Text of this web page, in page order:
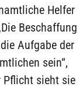
Helfer
Beschaffung
Aufgabe der
sein“,
Pflicht sieht sie